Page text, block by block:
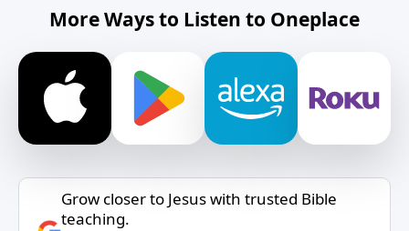
More Ways to Listen to Oneplace
Grow closer to Jesus with trusted Bible
teaching.